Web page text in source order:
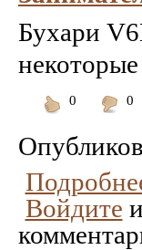
Бухари
0
0
Войдите